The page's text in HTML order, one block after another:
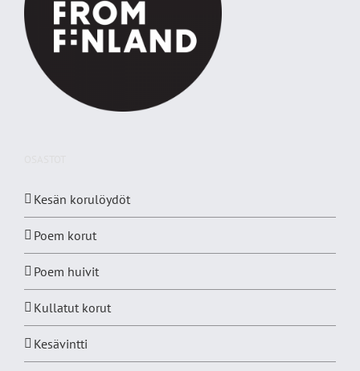
Kesän korulöydöt
Poem korut
Poem huivit
Kullatut korut
Kesävintti